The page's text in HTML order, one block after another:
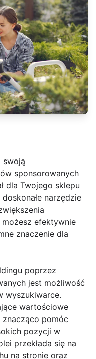
swoją
sponsorowanych
dla Twojego sklepu
narzędzie
efektywnie
znaczenie dla
poprzez
jest możliwość
wyszukiwarce.
wartościowe
pomóc
pozycji w
przekłada się na
na stronie oraz